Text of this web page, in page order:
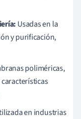
Usadas en la
y purificación,
poliméricas,
en industrias